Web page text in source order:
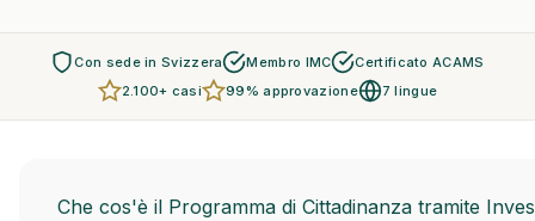
Con sede in Svizzera Membro IMC
Certificato ACAMS
2.100+ casi
99% approvazione 7 lingue
Che cos'è il Programma di Cittadinanza tramite